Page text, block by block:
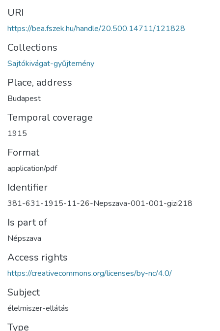
URI
https://bea.fszek.hu/handle/20.500.14711/121828
Collections
Sajtókivágat-gyűjtemény
Place, address
Budapest
Temporal coverage
1915
Format
application/pdf
Identifier
381-631-1915-11-26-Nepszava-001-001-gizi218
Is part of
Népszava
Access rights
https://creativecommons.org/licenses/by-nc/4.0/
Subject
élelmiszer-ellátás
Type